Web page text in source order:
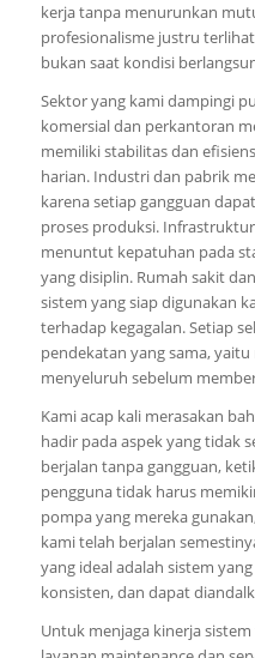
kerja tanpa menurunkan
profesionalisme justru
bukan saat kondisi
Sektor yang kami dampingi
komersial dan perkantoran
memiliki stabilitas dan
harian. Industri dan pabrik
karena setiap gangguan
proses produksi.
menuntut kepatuhan pada
yang disiplin. Rumah sakit
sistem yang siap digunakan
terhadap kegagalan. Setiap
pendekatan yang sama,
menyeluruh sebelum
Kami acap kali merasakan
hadir pada aspek yang tidak
berjalan tanpa gangguan,
pengguna tidak harus
pompa yang mereka
kami telah berjalan
yang ideal adalah sistem
konsisten, dan dapat
Untuk menjaga kinerja